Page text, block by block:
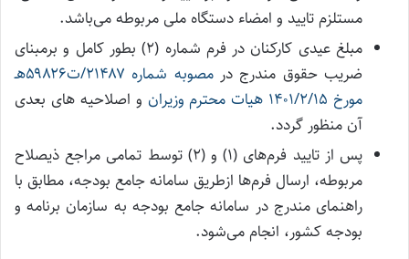
مستلزم تایید و امضاء دستگاه ملی مربوطه می‌باشد.
مبلغ عیدی کارکنان در فرم شماره (۲) بطور کامل و برمبنای
ضریب حقوق مندرج در
مصوبه شماره ۲۱۴۸۷/ت۵۹۸۲۶هـ
مورخ ۱۴۰۱/۲/۱۵ هیات محترم وزیران
و اصلاحیه های بعدی
آن منظور گردد.
پس از تایید فرم‌های (۱) و (۲) توسط تمامی مراجع ذیصلاح
مربوطه، ارسال فرم‌ها ازطریق سامانه جامع بودجه، مطابق با
راهنمای مندرج در سامانه جامع بودجه به سازمان برنامه و
بودجه کشور، انجام می‌شود.